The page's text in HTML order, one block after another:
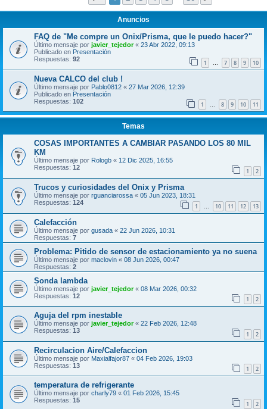
Anuncios
FAQ de "Me compre un Onix/Prisma, que le puedo hacer?"
Último mensaje por javier_tejedor« 23 Abr 2022, 09:13
Publicado en Presentación
Respuestas: 92 1 … 7 8 9 10
Nueva CALCO del club !
Último mensaje por Pablo0812 « 27 Mar 2026, 12:39
Publicado en Presentación
Respuestas: 102 1 8 9 10 11
Temas
COSAS IMPORTANTES A CAMBIAR PASANDO LOS 80 MIL
KM
Último mensaje por Rologb « 12 Dic 2025, 16:55
Respuestas: 12 1 2
Trucos y curiosidades del Onix y Prisma
Último mensaje por rguanciarossa « 05 Jun 2023, 18:31
Respuestas: 124 1 … 10 11 12 13
Calefacción
Último mensaje por gusada « 22 Jun 2026, 10:31
Respuestas: 7
Problema: Pitido de sensor de estacionamiento ya no suena
Último mensaje por maclovin « 08 Jun 2026, 00:47
Respuestas: 2
Sonda lambda
Último mensaje por javier_tejedor« 08 Mar 2026, 00:32
Respuestas: 12 1 2
Aguja del rpm inestable
Último mensaje por javier_tejedor« 22 Feb 2026, 12:48
Respuestas: 13 1 2
Recirculacion Aire/Calefaccion
Último mensaje por Maxialfajor87 « 04 Feb 2026, 19:03
Respuestas: 13 1 2
temperatura de refrigerante
Último mensaje por charly79 « 01 Feb 2026, 15:45
Respuestas: 15 1 2